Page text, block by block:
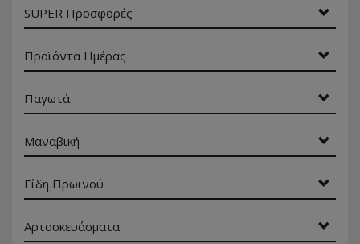
SUPER Προσφορές
Προϊόντα Ημέρας
Παγωτά
Μαναβική
Είδη Πρωινού
Αρτοσκευάσματα